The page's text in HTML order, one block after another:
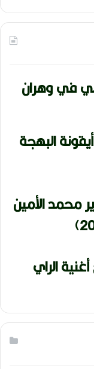
في وهران
البهجة
محمد الأمين
الراي